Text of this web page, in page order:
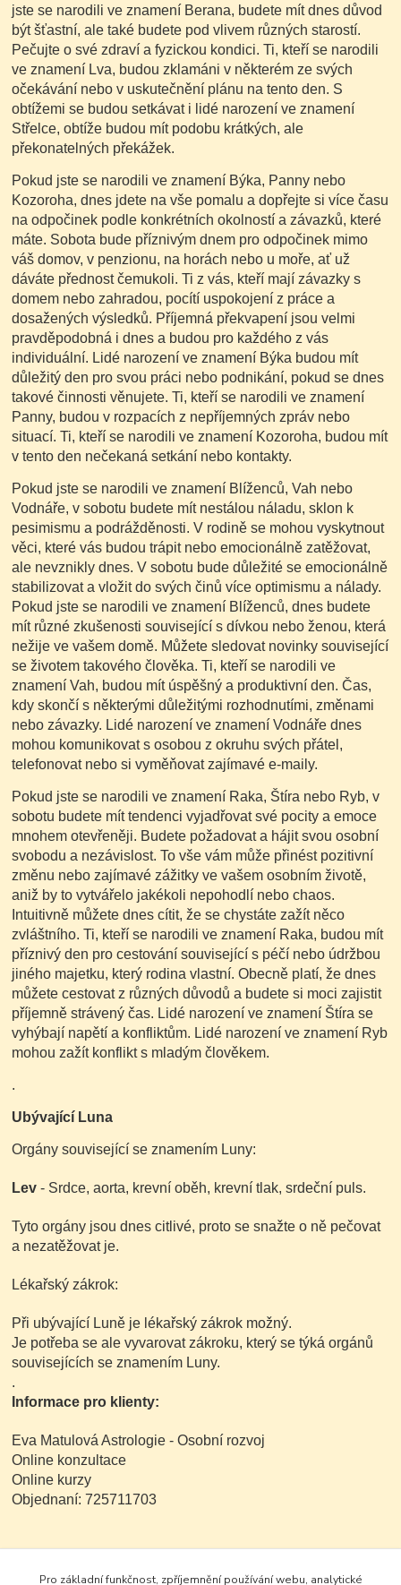
jste se narodili ve znamení Berana, budete mít dnes důvod
být šťastní, ale také budete pod vlivem různých starostí.
Pečujte o své zdraví a fyzickou kondici. Ti, kteří se narodili
ve znamení Lva, budou zklamáni v některém ze svých
očekávání nebo v uskutečnění plánu na tento den. S
obtížemi se budou setkávat i lidé narození ve znamení
Střelce, obtíže budou mít podobu krátkých, ale
překonatelných překážek.
Pokud jste se narodili ve znamení Býka, Panny nebo
Kozoroha, dnes jdete na vše pomalu a dopřejte si více času
na odpočinek podle konkrétních okolností a závazků, které
máte. Sobota bude příznivým dnem pro odpočinek mimo
váš domov, v penzionu, na horách nebo u moře, ať už
dáváte přednost čemukoli. Ti z vás, kteří mají závazky s
domem nebo zahradou, pocítí uspokojení z práce a
dosažených výsledků. Příjemná překvapení jsou velmi
pravděpodobná i dnes a budou pro každého z vás
individuální. Lidé narození ve znamení Býka budou mít
důležitý den pro svou práci nebo podnikání, pokud se dnes
takové činnosti věnujete. Ti, kteří se narodili ve znamení
Panny, budou v rozpacích z nepříjemných zpráv nebo
situací. Ti, kteří se narodili ve znamení Kozoroha, budou mít
v tento den nečekaná setkání nebo kontakty.
Pokud jste se narodili ve znamení Blíženců, Vah nebo
Vodnáře, v sobotu budete mít nestálou náladu, sklon k
pesimismu a podrážděnosti. V rodině se mohou vyskytnout
věci, které vás budou trápit nebo emocionálně zatěžovat,
ale nevznikly dnes. V sobotu bude důležité se emocionálně
stabilizovat a vložit do svých činů více optimismu a nálady.
Pokud jste se narodili ve znamení Blíženců, dnes budete
mít různé zkušenosti související s dívkou nebo ženou, která
nežije ve vašem domě. Můžete sledovat novinky související
se životem takového člověka. Ti, kteří se narodili ve
znamení Vah, budou mít úspěšný a produktivní den. Čas,
kdy skončí s některými důležitými rozhodnutími, změnami
nebo závazky. Lidé narození ve znamení Vodnáře dnes
mohou komunikovat s osobou z okruhu svých přátel,
telefonovat nebo si vyměňovat zajímavé e-maily.
Pokud jste se narodili ve znamení Raka, Štíra nebo Ryb, v
sobotu budete mít tendenci vyjadřovat své pocity a emoce
mnohem otevřeněji. Budete požadovat a hájit svou osobní
svobodu a nezávislost. To vše vám může přinést pozitivní
změnu nebo zajímavé zážitky ve vašem osobním životě,
aniž by to vytvářelo jakékoli nepohodlí nebo chaos.
Intuitivně můžete dnes cítit, že se chystáte zažít něco
zvláštního. Ti, kteří se narodili ve znamení Raka, budou mít
příznivý den pro cestování související s péčí nebo údržbou
jiného majetku, který rodina vlastní. Obecně platí, že dnes
můžete cestovat z různých důvodů a budete si moci zajistit
příjemně strávený čas. Lidé narození ve znamení Štíra se
vyhýbají napětí a konfliktům. Lidé narození ve znamení Ryb
mohou zažít konflikt s mladým člověkem.
.
Ubývající Luna
Orgány související se znamením Luny:
Lev - Srdce, aorta, krevní oběh, krevní tlak, srdeční puls.
Tyto orgány jsou dnes citlivé, proto se snažte o ně pečovat
a nezatěžovat je.
Lékařský zákrok:
Při ubývající Luně je lékařský zákrok možný.
Je potřeba se ale vyvarovat zákroku, který se týká orgánů
souvisejících se znamením Luny.
.
Informace pro klienty:
Eva Matulová Astrologie - Osobní rozvoj
Online konzultace
Online kurzy
Objednaní: 725711703
Pro základní funkčnost, zpříjemnění používání webu, analytické